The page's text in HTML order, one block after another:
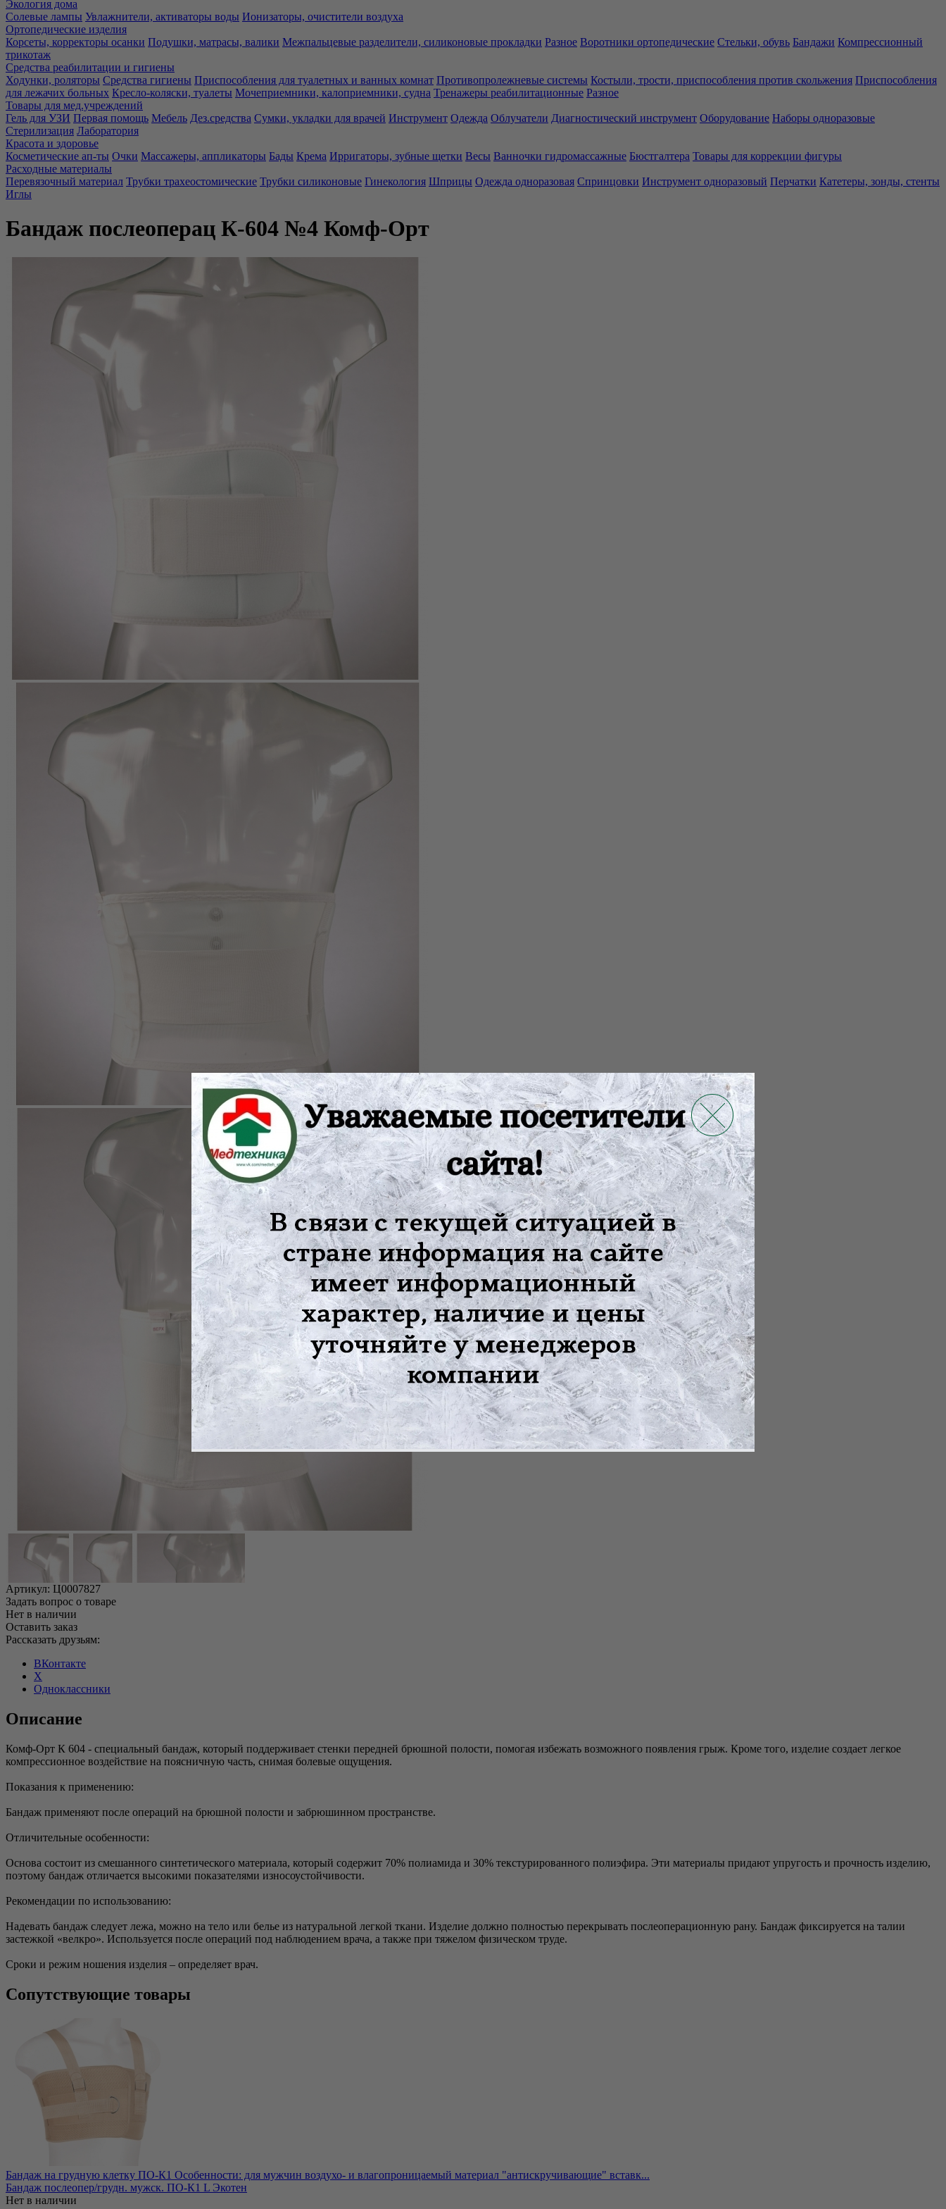
Экология дома
Солевые лампы Увлажнители, активаторы воды Ионизаторы, очистители воздуха
Ортопедические изделия
Корсеты, корректоры осанки Подушки, матрасы, валики Межпальцевые разделители, силиконовые прокладки Разное Воротники ортопедические Стельки, обувь Бандажи Компрессионный
трикотаж
Средства реабилитации и гигиены
Ходунки, роляторы Средства гигиены Приспособления для туалетных и ванных комнат Противопролежневые системы Костыли, трости, приспособления против скольжения Приспособления
для лежачих больных Кресло-коляски, туалеты Мочеприемники, калоприемники, судна Тренажеры реабилитационные Разное
Товары для мед.учреждений
Гель для УЗИ Первая помощь Мебель Дез.средства Сумки, укладки для врачей Инструмент Одежда Облучатели Диагностический инструмент Оборудование Наборы одноразовые
Стерилизация Лаборатория
Красота и здоровье
Косметические ап-ты Очки Массажеры, аппликаторы Бады Крема Ирригаторы, зубные щетки Весы Ванночки гидромассажные Бюстгалтера Товары для коррекции фигуры
Расходные материалы
Перевязочный материал Трубки трахеостомические Трубки силиконовые Гинекология Шприцы Одежда одноразовая Спринцовки Инструмент одноразовый Перчатки Катетеры, зонды, стенты
Иглы
Бандаж послеоперац К-604 №4 Комф-Орт
Артикул: Ц0007827
Задать вопрос о товаре
Нет в наличии
Оставить заказ
Рассказать друзьям:
ВКонтакте
X
Одноклассники
Описание
Комф-Орт К 604 - специальный бандаж, который поддерживает стенки передней брюшной полости, помогая избежать возможного появления грыж. Кроме того, изделие создает легкое
компрессионное воздействие на поясничную часть, снимая болевые ощущения.
Показания к применению:
Бандаж применяют после операций на брюшной полости и забрюшинном пространстве.
Отличительные особенности:
Основа состоит из смешанного синтетического материала, который содержит 70% полиамида и 30% текстурированного полиэфира. Эти материалы придают упругость и прочность изделию,
поэтому бандаж отличается высокими показателями износоустойчивости.
Рекомендации по использованию:
Надевать бандаж следует лежа, можно на тело или белье из натуральной легкой ткани. Изделие должно полностью перекрывать послеоперационную рану. Бандаж фиксируется на талии
застежкой «велкро». Используется после операций под наблюдением врача, а также при тяжелом физическом труде.
Сроки и режим ношения изделия – определяет врач.
Сопутствующие товары
Бандаж на грудную клетку ПО-К1 Особенности: для мужчин воздухо- и влагопроницаемый материал "антискручивающие" вставк...
Бандаж послеопер/грудн. мужск. ПО-К1 L Экотен
Нет в наличии